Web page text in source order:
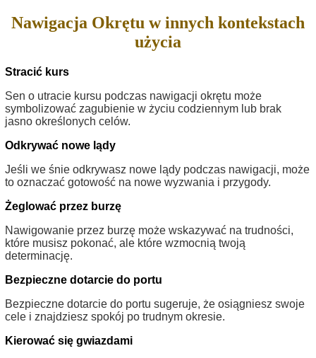
Nawigacja Okrętu w innych kontekstach
użycia
Stracić kurs
Sen o utracie kursu podczas nawigacji okrętu może
symbolizować zagubienie w życiu codziennym lub brak
jasno określonych celów.
Odkrywać nowe lądy
Jeśli we śnie odkrywasz nowe lądy podczas nawigacji, może
to oznaczać gotowość na nowe wyzwania i przygody.
Żeglować przez burzę
Nawigowanie przez burzę może wskazywać na trudności,
które musisz pokonać, ale które wzmocnią twoją
determinację.
Bezpieczne dotarcie do portu
Bezpieczne dotarcie do portu sugeruje, że osiągniesz swoje
cele i znajdziesz spokój po trudnym okresie.
Kierować się gwiazdami